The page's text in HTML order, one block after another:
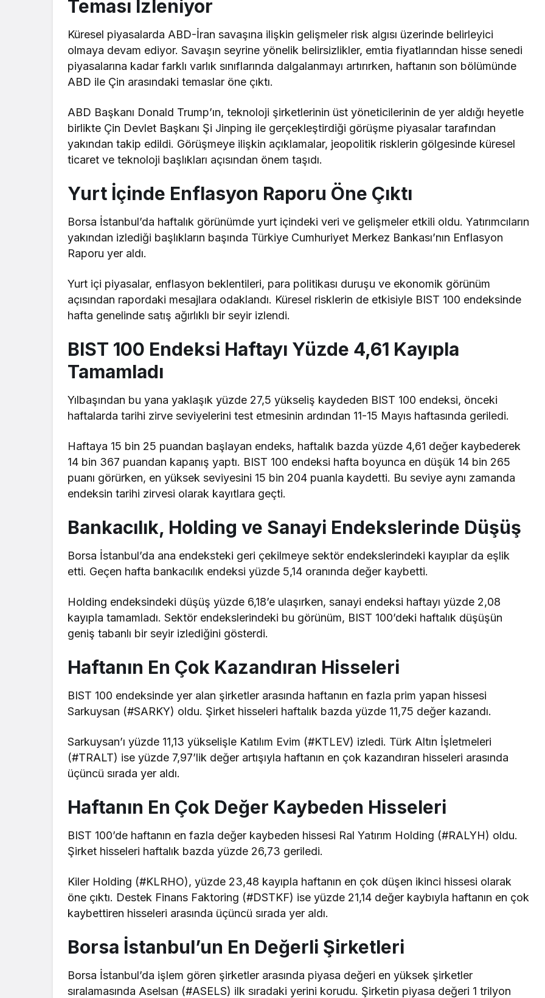
Teması İzleniyor
Küresel piyasalarda ABD-İran savaşına ilişkin gelişmeler risk algısı üzerinde belirleyici
olmaya devam ediyor. Savaşın seyrine yönelik belirsizlikler, emtia fiyatlarından hisse senedi
piyasalarına kadar farklı varlık sınıflarında dalgalanmayı artırırken, haftanın son bölümünde
ABD ile Çin arasındaki temaslar öne çıktı.
ABD Başkanı Donald Trump’ın, teknoloji şirketlerinin üst yöneticilerinin de yer aldığı heyetle
birlikte Çin Devlet Başkanı Şi Jinping ile gerçekleştirdiği görüşme piyasalar tarafından
yakından takip edildi. Görüşmeye ilişkin açıklamalar, jeopolitik risklerin gölgesinde küresel
ticaret ve teknoloji başlıkları açısından önem taşıdı.
Yurt İçinde Enflasyon Raporu Öne Çıktı
Borsa İstanbul’da haftalık görünümde yurt içindeki veri ve gelişmeler etkili oldu. Yatırımcıların
yakından izlediği başlıkların başında Türkiye Cumhuriyet Merkez Bankası’nın Enflasyon
Raporu yer aldı.
Yurt içi piyasalar, enflasyon beklentileri, para politikası duruşu ve ekonomik görünüm
açısından rapordaki mesajlara odaklandı. Küresel risklerin de etkisiyle BIST 100 endeksinde
hafta genelinde satış ağırlıklı bir seyir izlendi.
BIST 100 Endeksi Haftayı Yüzde 4,61 Kayıpla
Tamamladı
Yılbaşından bu yana yaklaşık yüzde 27,5 yükseliş kaydeden BIST 100 endeksi, önceki
haftalarda tarihi zirve seviyelerini test etmesinin ardından 11-15 Mayıs haftasında geriledi.
Haftaya 15 bin 25 puandan başlayan endeks, haftalık bazda yüzde 4,61 değer kaybederek
14 bin 367 puandan kapanış yaptı. BIST 100 endeksi hafta boyunca en düşük 14 bin 265
puanı görürken, en yüksek seviyesini 15 bin 204 puanla kaydetti. Bu seviye aynı zamanda
endeksin tarihi zirvesi olarak kayıtlara geçti.
Bankacılık, Holding ve Sanayi Endekslerinde Düşüş
Borsa İstanbul’da ana endeksteki geri çekilmeye sektör endekslerindeki kayıplar da eşlik
etti. Geçen hafta bankacılık endeksi yüzde 5,14 oranında değer kaybetti.
Holding endeksindeki düşüş yüzde 6,18’e ulaşırken, sanayi endeksi haftayı yüzde 2,08
kayıpla tamamladı. Sektör endekslerindeki bu görünüm, BIST 100’deki haftalık düşüşün
geniş tabanlı bir seyir izlediğini gösterdi.
Haftanın En Çok Kazandıran Hisseleri
BIST 100 endeksinde yer alan şirketler arasında haftanın en fazla prim yapan hissesi
Sarkuysan (#SARKY) oldu. Şirket hisseleri haftalık bazda yüzde 11,75 değer kazandı.
Sarkuysan’ı yüzde 11,13 yükselişle Katılım Evim (#KTLEV) izledi. Türk Altın İşletmeleri
(#TRALT) ise yüzde 7,97’lik değer artışıyla haftanın en çok kazandıran hisseleri arasında
üçüncü sırada yer aldı.
Haftanın En Çok Değer Kaybeden Hisseleri
BIST 100’de haftanın en fazla değer kaybeden hissesi Ral Yatırım Holding (#RALYH) oldu.
Şirket hisseleri haftalık bazda yüzde 26,73 geriledi.
Kiler Holding (#KLRHO), yüzde 23,48 kayıpla haftanın en çok düşen ikinci hissesi olarak
öne çıktı. Destek Finans Faktoring (#DSTKF) ise yüzde 21,14 değer kaybıyla haftanın en çok
kaybettiren hisseleri arasında üçüncü sırada yer aldı.
Borsa İstanbul’un En Değerli Şirketleri
Borsa İstanbul’da işlem gören şirketler arasında piyasa değeri en yüksek şirketler
sıralamasında Aselsan (#ASELS) ilk sıradaki yerini korudu. Şirketin piyasa değeri 1 trilyon